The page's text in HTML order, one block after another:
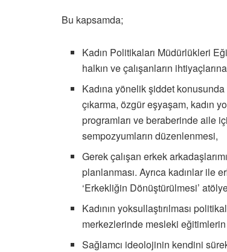
Bu kapsamda;
Kadın Politikaları Müdürlükleri
halkın ve çalışanların
Kadına yönelik şiddet
çıkarma, özgür eşyaşam, kadın
programları ve beraberinde aile
sempozyumların düzenlenmesi,
Gerek çalışan erkek
planlanması. Ayrıca kadınlar ile
‘Erkekliğin Dönüştürülmesi’
Kadının yoksullaştırılması
merkezlerinde mesleki
Sağlamcı ideolojinin kendini